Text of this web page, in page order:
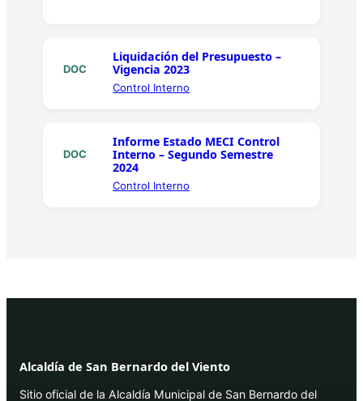
DOC
Liquidación del Presupuesto –
Vigencia 2023
Control Interno
DOC
Informe Estado MECI Control
Interno – Segundo Semestre
2024
Control Interno
Alcaldía de San Bernardo del Viento
Sitio oficial de la Alcaldía Municipal de San Bernardo del